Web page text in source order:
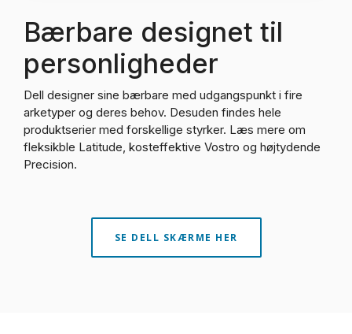
Bærbare designet til
personligheder
Dell designer sine bærbare med udgangspunkt i fire
arketyper og deres behov. Desuden findes hele
produktserier med forskellige styrker. Læs mere om
fleksikble Latitude, kosteffektive Vostro og højtydende
Precision.
SE DELL SKÆRME HER